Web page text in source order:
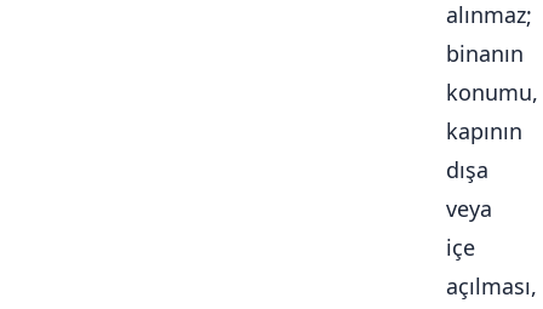
alınmaz;
binanın
konumu,
kapının
dışa
veya
içe
açılması,